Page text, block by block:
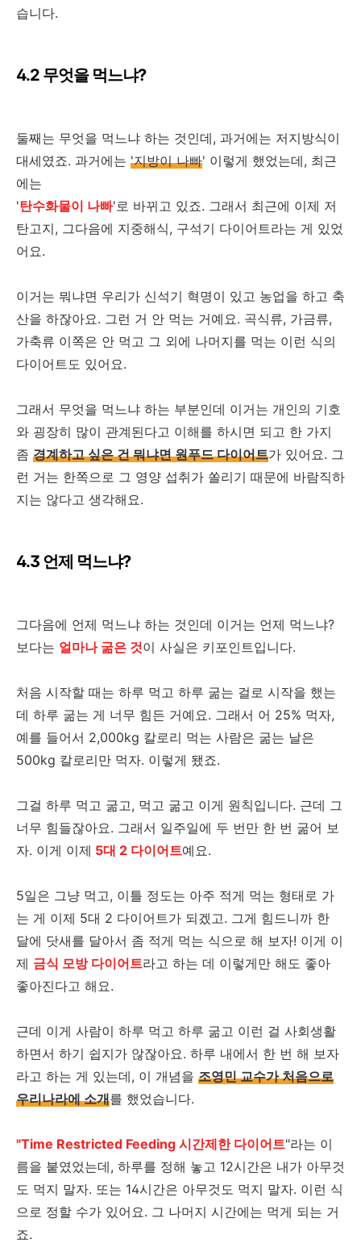
습니다.
4.2 무엇을 먹느냐?
둘째는 무엇을 먹느냐 하는 것인데, 과거에는 저지방식이
대세였죠. 과거에는 '지방이 나빠' 이렇게 했었는데, 최근
에는
'탄수화물이 나빠'로 바뀌고 있죠. 그래서 최근에 이제 저
탄고지, 그다음에 지중해식, 구석기 다이어트라는 게 있었
어요.
이거는 뭐냐면 우리가 신석기 혁명이 있고 농업을 하고 축
산을 하잖아요. 그런 거 안 먹는 거예요. 곡식류, 가금류,
가축류 이쪽은 안 먹고 그 외에 나머지를 먹는 이런 식의
다이어트도 있어요.
그래서 무엇을 먹느냐 하는 부분인데 이거는 개인의 기호
와 굉장히 많이 관계된다고 이해를 하시면 되고 한 가지
좀 경계하고 싶은 건 뭐냐면 원푸드 다이어트가 있어요. 그
런 거는 한쪽으로 그 영양 섭취가 쏠리기 때문에 바람직하
지는 않다고 생각해요.
4.3 언제 먹느냐?
그다음에 언제 먹느냐 하는 것인데 이거는 언제 먹느냐?
보다는 얼마나 굶은 것이 사실은 키포인트입니다.
처음 시작할 때는 하루 먹고 하루 굶는 걸로 시작을 했는
데 하루 굶는 게 너무 힘든 거예요. 그래서 어 25% 먹자,
예를 들어서 2,000kg 칼로리 먹는 사람은 굶는 날은
500kg 칼로리만 먹자. 이렇게 됐죠.
그걸 하루 먹고 굶고, 먹고 굶고 이게 원칙입니다. 근데 그
너무 힘들잖아요. 그래서 일주일에 두 번만 한 번 굶어 보
자. 이게 이제 5대 2 다이어트예요.
5일은 그냥 먹고, 이틀 정도는 아주 적게 먹는 형태로 가
는 게 이제 5대 2 다이어트가 되겠고. 그게 힘드니까 한
달에 닷새를 달아서 좀 적게 먹는 식으로 해 보자! 이게 이
제 금식 모방 다이어트라고 하는 데 이렇게만 해도 좋아
좋아진다고 해요.
근데 이게 사람이 하루 먹고 하루 굶고 이런 걸 사회생활
하면서 하기 쉽지가 않잖아요. 하루 내에서 한 번 해 보자
라고 하는 게 있는데, 이 개념을 조영민 교수가 처음으로
우리나라에 소개를 했었습니다.
"Time Restricted Feeding 시간제한 다이어트"라는 이
름을 붙였었는데, 하루를 정해 놓고 12시간은 내가 아무것
도 먹지 말자. 또는 14시간은 아무것도 먹지 말자. 이런 식
으로 정할 수가 있어요. 그 나머지 시간에는 먹게 되는 거
죠.